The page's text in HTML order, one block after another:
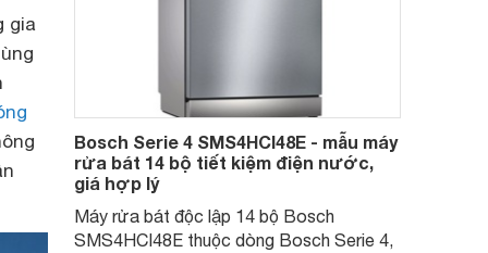
gia
Bosch Serie 4 SMS4HCI48E - mẫu máy
rửa bát 14 bộ tiết kiệm điện nước,
giá hợp lý
Máy rửa bát độc lập 14 bộ Bosch
SMS4HCI48E thuộc dòng Bosch Serie 4,